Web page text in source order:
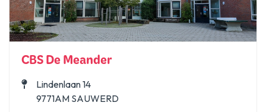
CBS De Meander
Lindenlaan 14
9771AM SAUWERD